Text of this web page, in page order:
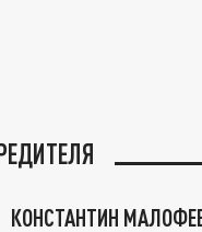
КОНСТАНТИН